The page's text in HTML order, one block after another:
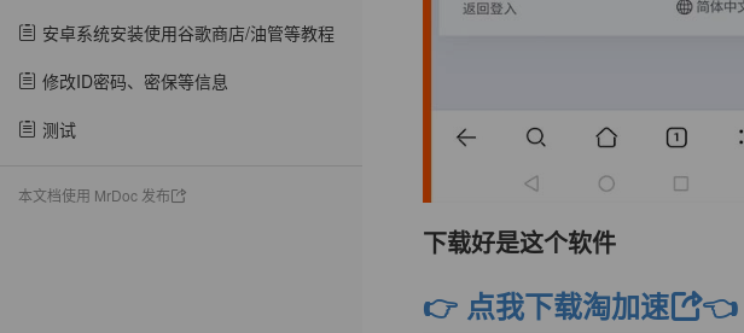
安卓系统安装使用谷歌商店/油管等教程
修改ID密码、密保等信息​
测试
本文档使用 MrDoc 发布
下载好是这个软件
👉 点我下载淘加速 👈